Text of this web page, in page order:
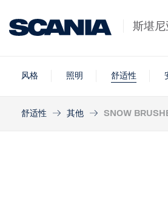
斯堪
风格 照明 舒适性
舒适性 其他 SNOW